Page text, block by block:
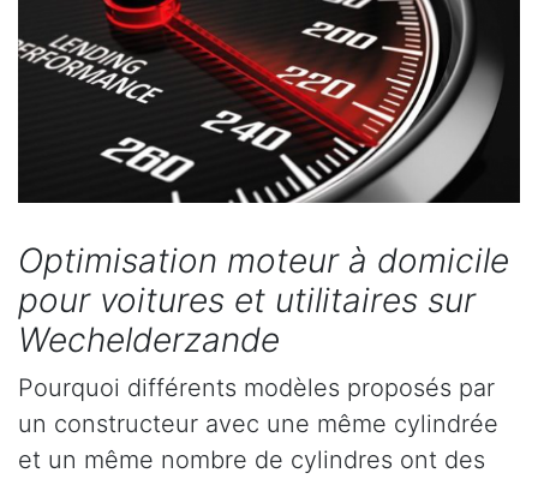
Optimisation moteur à domicile
pour voitures et utilitaires sur
Wechelderzande
Pourquoi différents modèles proposés par
un constructeur avec une même cylindrée
et un même nombre de cylindres ont des